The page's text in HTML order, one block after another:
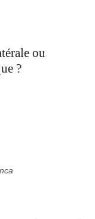
ou
?